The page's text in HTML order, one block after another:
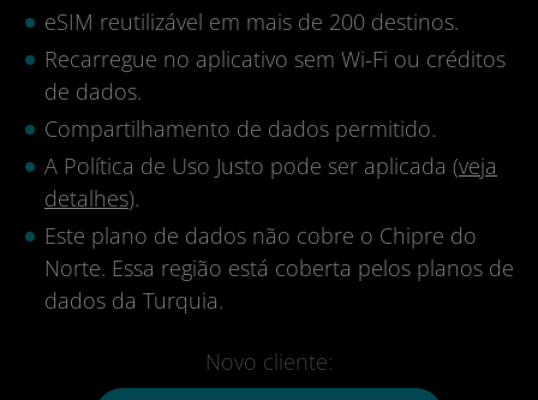
eSIM reutilizável em mais de 200 destinos.
Recarregue no aplicativo sem Wi-Fi ou créditos
de dados.
Compartilhamento de dados permitido.
A Política de Uso Justo pode ser aplicada (veja
detalhes).
Este plano de dados não cobre o Chipre do
Norte. Essa região está coberta pelos planos de
dados da Turquia.
Novo cliente: